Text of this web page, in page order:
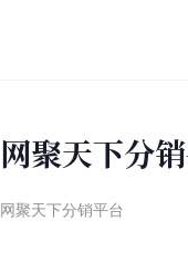
网聚天下分
网聚天下分销平台